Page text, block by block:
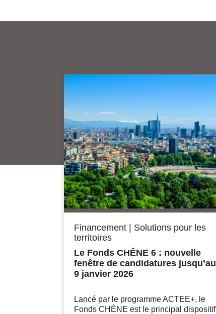
Financement
Solutions pour les
territoires
Le Fonds CHÊNE 6 : nouvelle
fenêtre de candidatures jusqu’au
9 janvier 2026
Lancé par le programme ACTEE+, le
Fonds CHÊNE est le principal dispositif